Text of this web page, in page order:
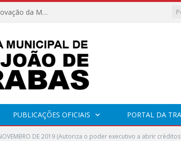
Edital de Convocação Nº 001/2026 – Eleição para Renovação da Mesa Diretora – Biênio 2027/2028
PUBLICAÇÕES OFICIAIS PORTAL DA
NOVEMBRO DE 2019 (Autoriza o poder executivo a abrir